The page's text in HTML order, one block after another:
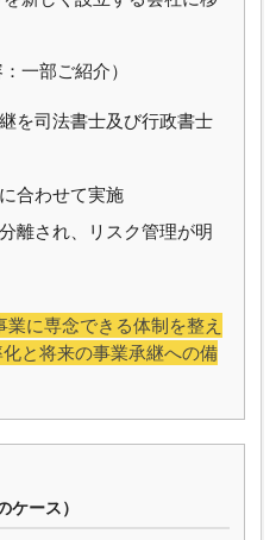
一部ご紹介）
を司法書士及び行政書士
合わせて実施
離され、リスク管理が明
に専念できる体制を整え
と将来の事業承継への備
ース）